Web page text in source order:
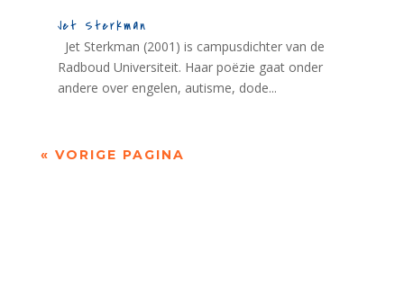
Jet Sterkman
Jet Sterkman (2001) is campusdichter van de
Radboud Universiteit. Haar poëzie gaat onder
andere over engelen, autisme, dode...
« VORIGE PAGINA